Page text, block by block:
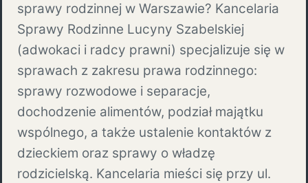
sprawy rodzinnej w Warszawie? Kancelaria
Sprawy Rodzinne Lucyny Szabelskiej
(adwokaci i radcy prawni) specjalizuje się w
sprawach z zakresu prawa rodzinnego:
sprawy rozwodowe i separacje,
dochodzenie alimentów, podział majątku
wspólnego, a także ustalenie kontaktów z
dzieckiem oraz sprawy o władzę
rodzicielską. Kancelaria mieści się przy ul.